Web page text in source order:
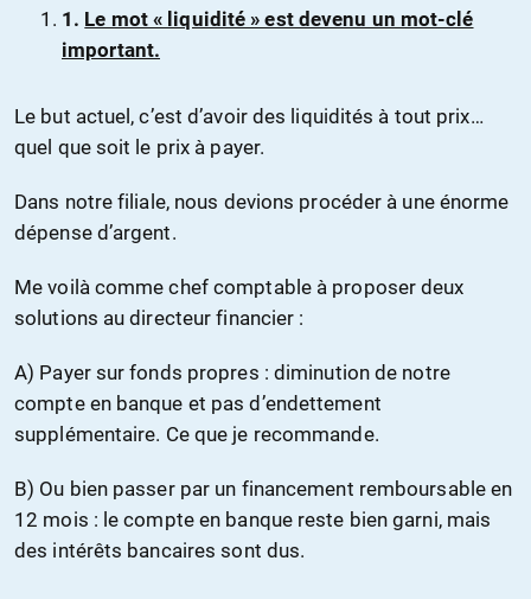
1. Le mot « liquidité » est devenu un mot-clé
important.
Le but actuel, c’est d’avoir des liquidités à tout prix…
quel que soit le prix à payer.
Dans notre filiale, nous devions procéder à une énorme
dépense d’argent.
Me voilà comme chef comptable à proposer deux
solutions au directeur financier :
A) Payer sur fonds propres : diminution de notre
compte en banque et pas d’endettement
supplémentaire. Ce que je recommande.
B) Ou bien passer par un financement remboursable en
12 mois : le compte en banque reste bien garni, mais
des intérêts bancaires sont dus.